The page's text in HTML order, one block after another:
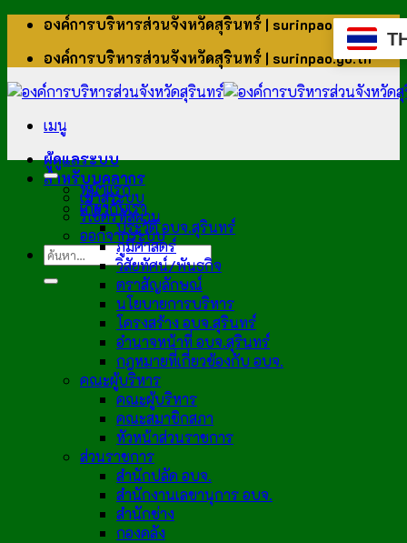
ข้าม
เนื้อหา
องค์การบริหารส่วนจังหวัดสุรินทร์ | surinpao.go.th
องค์การบริหารส่วนจังหวัดสุรินทร์ | surinpao.go.th
เมนู
ผู้ดูแลระบบ
สำหรับบุคลากร
เข้าสู่ระบบ
รีเซ็ตรหัสผ่าน
ออกจากระบบ
หน้าแรก
เกี่ยวกับเรา
ประวัติ อบจ.สุรินทร์
ภูมิศาสตร์
วิสัยทัศน์/พันธกิจ
ตราสัญลักษณ์
นโยบายการบริหาร
โครงสร้าง อบจ.สุรินทร์
อำนาจหน้าที่ อบจ.สุรินทร์
กฎหมายที่เกี่ยวข้องกับ อบจ.
คณะผู้บริหาร
คณะผู้บริหาร
คณะสมาชิกสภา
หัวหน้าส่วนราชการ
ส่วนราชการ
สำนักปลัด อบจ.
สำนักงานเลขานุการ อบจ.
สำนักช่าง
กองคลัง